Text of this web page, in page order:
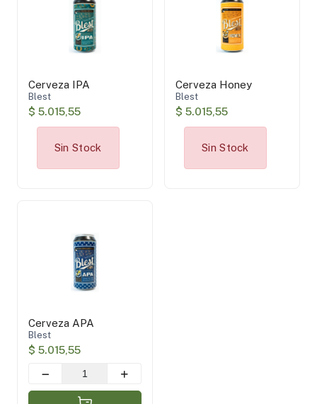
Cerveza IPA
Blest
$ 5.015,55
Sin Stock
Cerveza Honey
Blest
$ 5.015,55
Sin Stock
Cerveza APA
Blest
$ 5.015,55